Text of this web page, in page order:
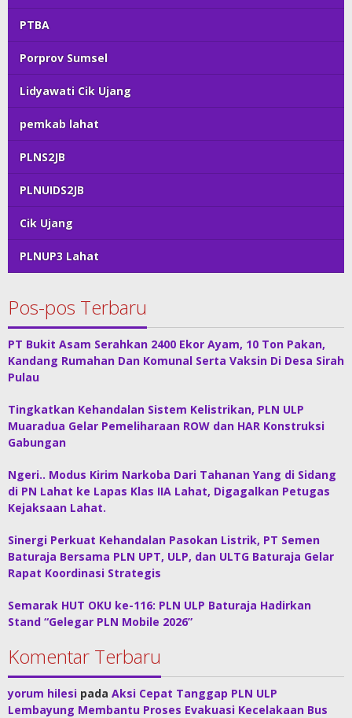
PTBA
Porprov Sumsel
Lidyawati Cik Ujang
pemkab lahat
PLNS2JB
PLNUIDS2JB
Cik Ujang
PLNUP3 Lahat
Pos-pos Terbaru
PT Bukit Asam Serahkan 2400 Ekor Ayam, 10 Ton Pakan,
Kandang Rumahan Dan Komunal Serta Vaksin Di Desa Sirah
Pulau
Tingkatkan Kehandalan Sistem Kelistrikan, PLN ULP
Muaradua Gelar Pemeliharaan ROW dan HAR Konstruksi
Gabungan
Ngeri.. Modus Kirim Narkoba Dari Tahanan Yang di Sidang
di PN Lahat ke Lapas Klas IIA Lahat, Digagalkan Petugas
Kejaksaan Lahat.
Sinergi Perkuat Kehandalan Pasokan Listrik, PT Semen
Baturaja Bersama PLN UPT, ULP, dan ULTG Baturaja Gelar
Rapat Koordinasi Strategis
Semarak HUT OKU ke-116: PLN ULP Baturaja Hadirkan
Stand “Gelegar PLN Mobile 2026”
Komentar Terbaru
yorum hilesi pada Aksi Cepat Tanggap PLN ULP
Lembayung Membantu Proses Evakuasi Kecelakaan Bus